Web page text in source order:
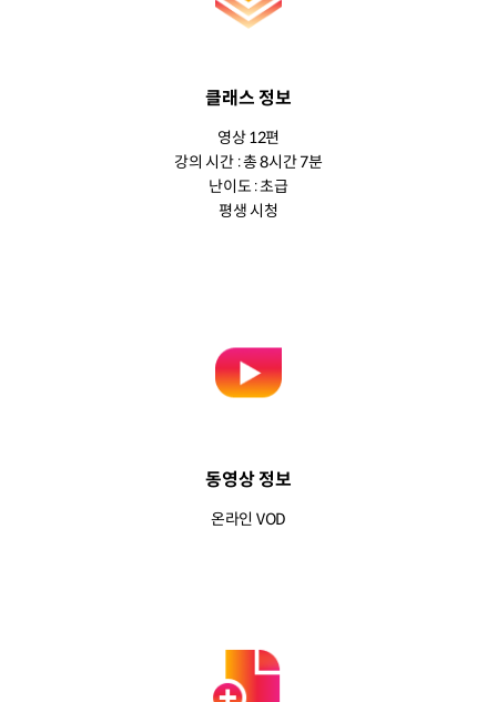
클래스 정보
영상 12편
강의 시간 : 총 8시간 7분
난이도 : 초급
평생 시청
동영상 정보
온라인 VOD